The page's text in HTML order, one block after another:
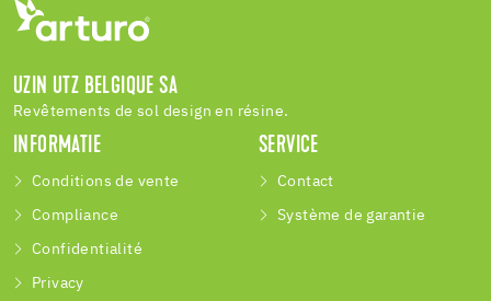
UZIN UTZ BELGIQUE SA
Revêtements de sol design en résine.
INFORMATIE
Conditions de vente
Compliance
Confidentialité
Privacy
SERVICE
Contact
Système de garantie